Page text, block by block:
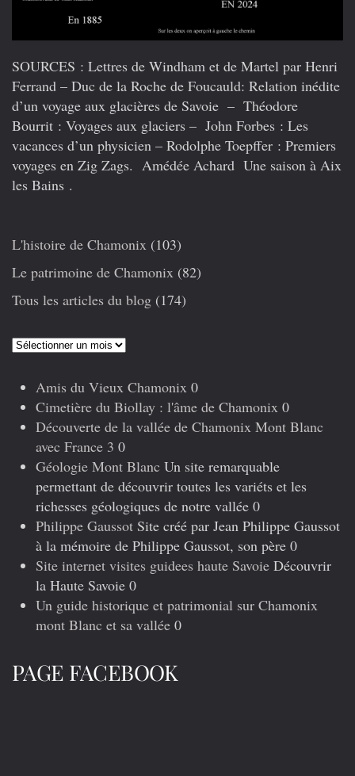
SOURCES : Lettres de Windham et de Martel par Henri
Ferrand – Duc de la Roche de Foucauld: Relation inédite
d’un voyage aux glacières de Savoie – Théodore
Bourrit : Voyages aux glaciers – John Forbes : Les
vacances d’un physicien – Rodolphe Toepffer : Premiers
voyages en Zig Zags. Amédée Achard Une saison à Aix
les Bains .
L'histoire de Chamonix (103)
Le patrimoine de Chamonix (82)
Tous les articles du blog (174)
Articles
Amis du Vieux Chamonix 0
Cimetière du Biollay : l'âme de Chamonix 0
Découverte de la vallée de Chamonix Mont Blanc
avec France 3 0
Géologie Mont Blanc Un site remarquable
permettant de découvrir toutes les variéts et les
richesses géologiques de notre vallée 0
Philippe Gaussot Site créé par Jean Philippe Gaussot
à la mémoire de Philippe Gaussot, son père 0
Site internet visites guidees haute Savoie Découvrir
la Haute Savoie 0
Un guide historique et patrimonial sur Chamonix
mont Blanc et sa vallée 0
PAGE FACEBOOK